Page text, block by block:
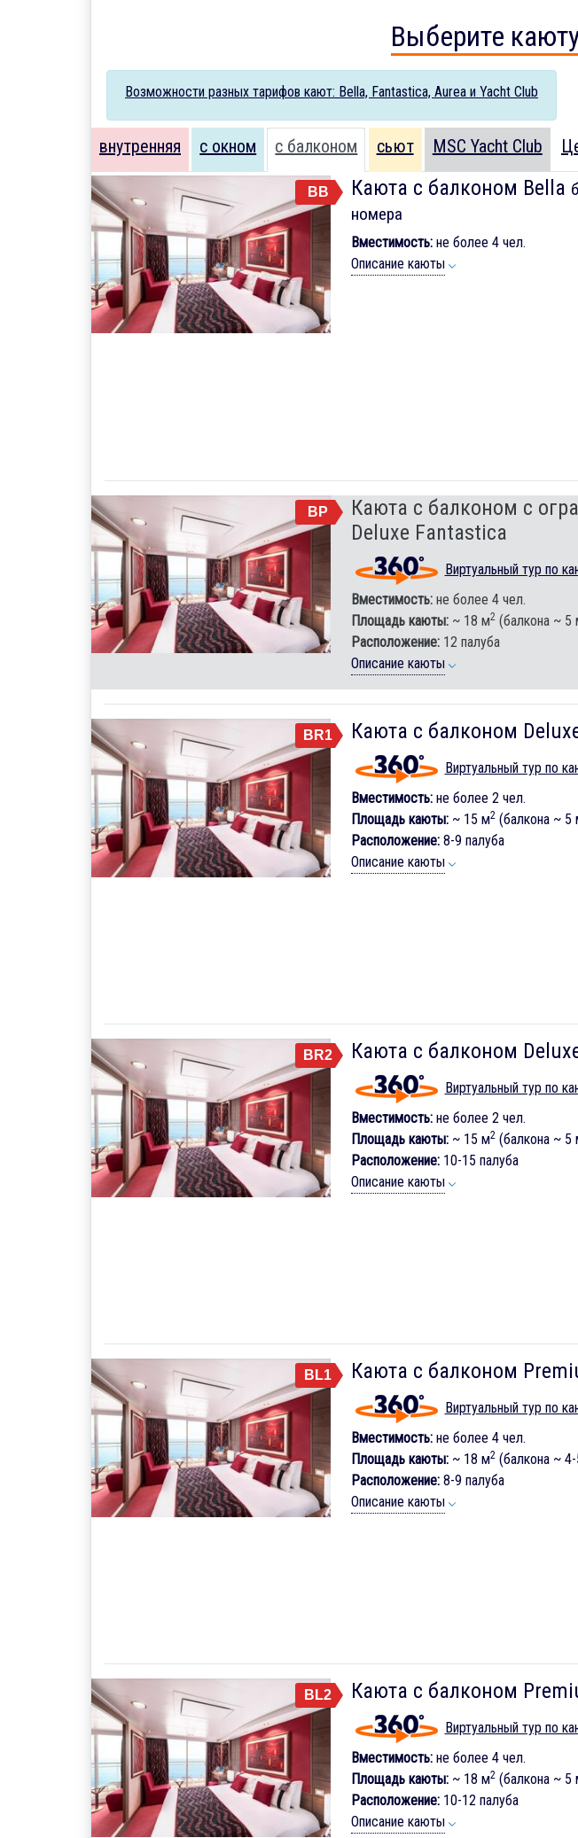
Выберите
Возможности разных тарифов кают: Bella, Fantastica, Aurea и Yacht Club
внутренняя с окном с балконом сьют MSC Yacht Club
BB Каюта с балконом Bella
номера
Вместимость:не более 4 чел.
Описание каюты
BP
Каюта с балконом c
Deluxe Fantastica
Виртуальный тур по
Вместимость:не более 4 чел.
Площадь каюты:~ 18 м2(балкона ~ 5
Расположение:12 палуба
Описание каюты
BR1 Каюта с балконом
Виртуальный тур по
Вместимость:не более 2 чел.
Площадь каюты:~ 15 м2(балкона ~ 5
Расположение:8-9 палуба
Описание каюты
BR2 Каюта с балконом
Виртуальный тур по
Вместимость:не более 2 чел.
Площадь каюты:~ 15 м2(балкона ~ 5
Расположение:10-15 палуба
Описание каюты
BL1 Каюта с балконом
Виртуальный тур по
Вместимость:не более 4 чел.
Площадь каюты:~ 18 м2(балкона ~
Расположение:8-9 палуба
Описание каюты
BL2 Каюта с балконом
Виртуальный тур по
Вместимость:не более 4 чел.
Площадь каюты:~ 18 м2(балкона ~ 5
Расположение:10-12 палуба
Описание каюты